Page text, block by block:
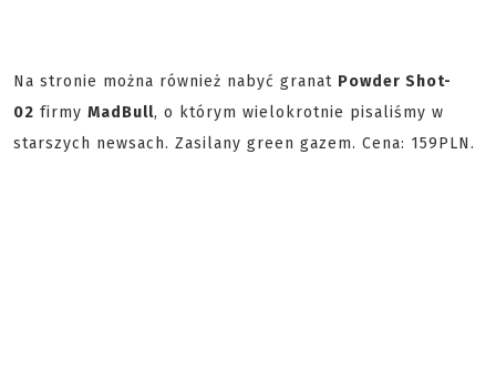
Na stronie można również nabyć granat Powder Shot-
02 firmy MadBull, o którym wielokrotnie pisaliśmy w
starszych newsach. Zasilany green gazem. Cena: 159PLN.